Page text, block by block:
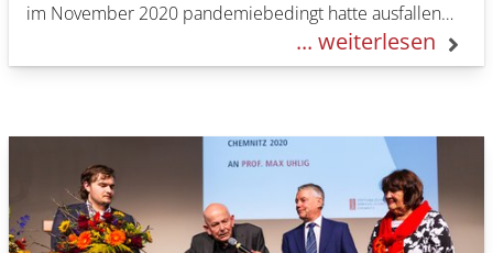
im November 2020 pandemiebedingt hatte ausfallen
... weiterlesen